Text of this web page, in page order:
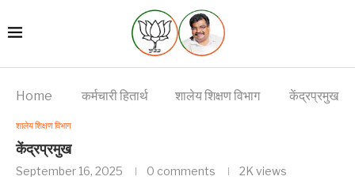
Home कर्मचारी हितार्थ शालेय शिक्षण विभाग केंद्रप्रमुख
शालेय शिक्षण विभाग
केंद्रप्रमुख
September 16, 2025 0 comments 2K views